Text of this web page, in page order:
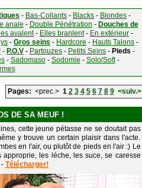
- Bas-Collants - Blacks - Blondes -
anale - Double Pénétration - Douches de
avalent- Elles branlent- En extérieur -
- Gros seins - Hardcore - Hauts Talons -
- P.O.V - Partouzes - Petits Seins - Pieds -
- Sadomaso- Sodomie - Solo/Soft-
Pages: <prec.> 1 2 3 4 5 6 7 8 9 <suiv.>
DE SA MEUF !
cette jeune pétasse ne se doutait pas
y trouve un certain plaisir dans l'acte.
en l'air, ou plutôt de pieds en l'air :) Le
les léche, les suce, se caresse
Télécharger!